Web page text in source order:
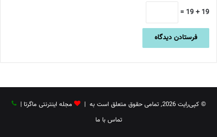
19 + 19 =
© کپی‌رایت 2026, تمامی حقوق متعلق است به | مجله اینترنتی ماگرتا |
تماس با ما